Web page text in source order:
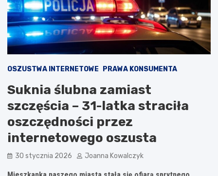
OSZUSTWA INTERNETOWE PRAWA KONSUMENTA
Suknia ślubna zamiast
szczęścia – 31-latka straciła
oszczędności przez
internetowego oszusta
30 stycznia 2026 Joanna Kowalczyk